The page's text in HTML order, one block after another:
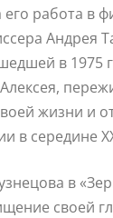
его работа в
Андрея
в 1975
жизни и
в середине
в
своей